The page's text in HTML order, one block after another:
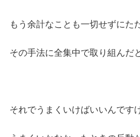
もう余計なことも一切せずにた
その手法に全集中で取り組んだ
それでうまくいけばいいんです